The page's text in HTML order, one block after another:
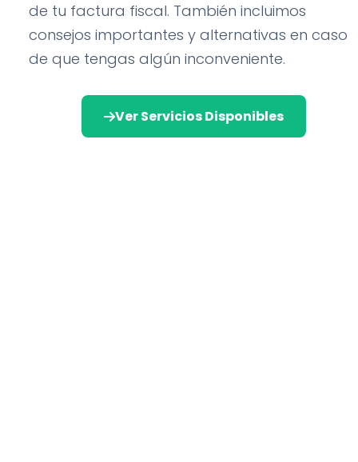
de tu factura fiscal. También incluimos
consejos importantes y alternativas en caso
de que tengas algún inconveniente.
Ver Servicios Disponibles